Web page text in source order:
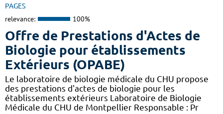
PAGES
relevance: 100%
Offre de Prestations d'Actes de
Biologie pour établissements
Extérieurs (OPABE)
Le laboratoire de biologie médicale du CHU propose
des prestations d'actes de biologie pour les
établissements extérieurs Laboratoire de Biologie
Médicale du CHU de Montpellier Responsable : Pr